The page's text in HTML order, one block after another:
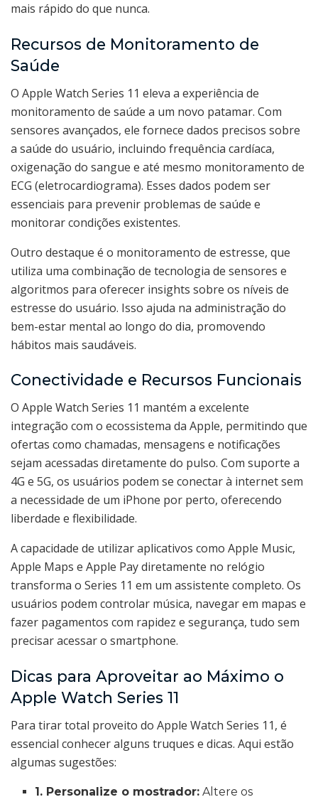
mais rápido do que nunca.
Recursos de Monitoramento de
Saúde
O Apple Watch Series 11 eleva a experiência de
monitoramento de saúde a um novo patamar. Com
sensores avançados, ele fornece dados precisos sobre
a saúde do usuário, incluindo frequência cardíaca,
oxigenação do sangue e até mesmo monitoramento de
ECG (eletrocardiograma). Esses dados podem ser
essenciais para prevenir problemas de saúde e
monitorar condições existentes.
Outro destaque é o monitoramento de estresse, que
utiliza uma combinação de tecnologia de sensores e
algoritmos para oferecer insights sobre os níveis de
estresse do usuário. Isso ajuda na administração do
bem-estar mental ao longo do dia, promovendo
hábitos mais saudáveis.
Conectividade e Recursos Funcionais
O Apple Watch Series 11 mantém a excelente
integração com o ecossistema da Apple, permitindo que
ofertas como chamadas, mensagens e notificações
sejam acessadas diretamente do pulso. Com suporte a
4G e 5G, os usuários podem se conectar à internet sem
a necessidade de um iPhone por perto, oferecendo
liberdade e flexibilidade.
A capacidade de utilizar aplicativos como Apple Music,
Apple Maps e Apple Pay diretamente no relógio
transforma o Series 11 em um assistente completo. Os
usuários podem controlar música, navegar em mapas e
fazer pagamentos com rapidez e segurança, tudo sem
precisar acessar o smartphone.
Dicas para Aproveitar ao Máximo o
Apple Watch Series 11
Para tirar total proveito do Apple Watch Series 11, é
essencial conhecer alguns truques e dicas. Aqui estão
algumas sugestões:
1. Personalize o mostrador: Altere os